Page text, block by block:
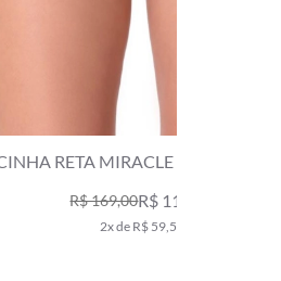
BAHAMAS VERDE